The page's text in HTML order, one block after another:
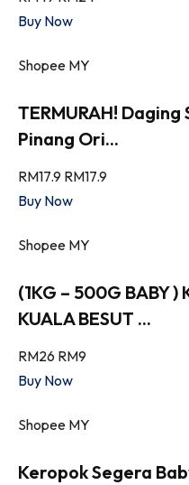
Buy Now
Shopee MY
TERMURAH!
Pinang Ori...
RM17.9 RM17.9
Buy Now
Shopee MY
(1KG – 500G BABY )
KUALA BESUT ...
RM26 RM9
Buy Now
Shopee MY
Keropok Segera